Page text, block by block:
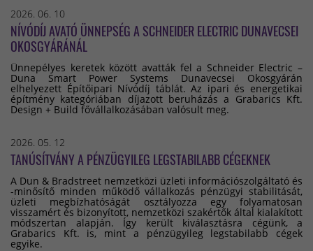
2026. 06. 10
NÍVÓDÍJ AVATÓ ÜNNEPSÉG A SCHNEIDER ELECTRIC DUNAVECSEI
OKOSGYÁRÁNÁL
Ünnepélyes keretek között avatták fel a Schneider Electric –
Duna Smart Power Systems Dunavecsei Okosgyárán
elhelyezett Építőipari Nívódíj táblát. Az ipari és energetikai
építmény kategóriában díjazott beruházás a Grabarics Kft.
Design + Build fővállalkozásában valósult meg.
2026. 05. 12
TANÚSÍTVÁNY A PÉNZÜGYILEG LEGSTABILABB CÉGEKNEK
A Dun & Bradstreet nemzetközi üzleti információszolgáltató és
-minősítő minden működő vállalkozás pénzügyi stabilitását,
üzleti megbízhatóságát osztályozza egy folyamatosan
visszamért és bizonyított, nemzetközi szakértők által kialakított
módszertan alapján. Így került kiválasztásra cégünk, a
Grabarics Kft. is, mint a pénzügyileg legstabilabb cégek
egyike.